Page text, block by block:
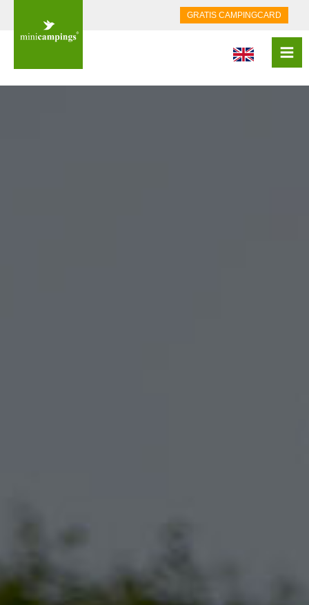
GRATIS CAMPINGCARD